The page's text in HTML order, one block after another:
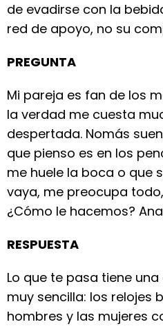
de evadirse con la
red de apoyo, no su
PREGUNTA
Mi pareja es fan de los
la verdad me cuesta
despertada. Nomás
que pienso es en los
me huele la boca o que
vaya, me preocupa
¿Cómo le hacemos? Ana
RESPUESTA
Lo que te pasa tiene
muy sencilla: los relojes
hombres y las mujeres